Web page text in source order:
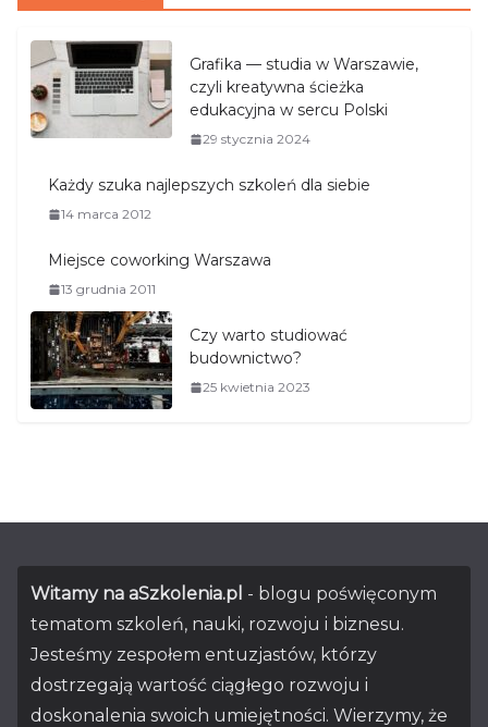
Grafika — studia w Warszawie,
czyli kreatywna ścieżka
edukacyjna w sercu Polski
29 stycznia 2024
Każdy szuka najlepszych szkoleń dla siebie
14 marca 2012
Miejsce coworking Warszawa
13 grudnia 2011
Czy warto studiować
budownictwo?
25 kwietnia 2023
Witamy na aSzkolenia.pl - blogu poświęconym
tematom szkoleń, nauki, rozwoju i biznesu.
Jesteśmy zespołem entuzjastów, którzy
dostrzegają wartość ciągłego rozwoju i
doskonalenia swoich umiejętności. Wierzymy, że